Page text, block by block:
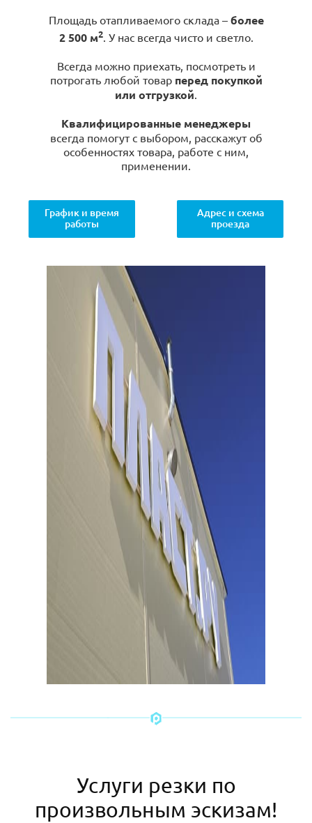
Площадь отапливаемого склада – более
2 500 м2. У нас всегда чисто и светло.
Всегда можно приехать, посмотреть и
потрогать любой товар перед покупкой
или отгрузкой.
Квалифицированные менеджеры
всегда помогут с выбором, расскажут об
особенностях товара, работе с ним,
применении.
График и время
работы
Адрес и схема
проезда
Услуги резки по
произвольным эскизам!